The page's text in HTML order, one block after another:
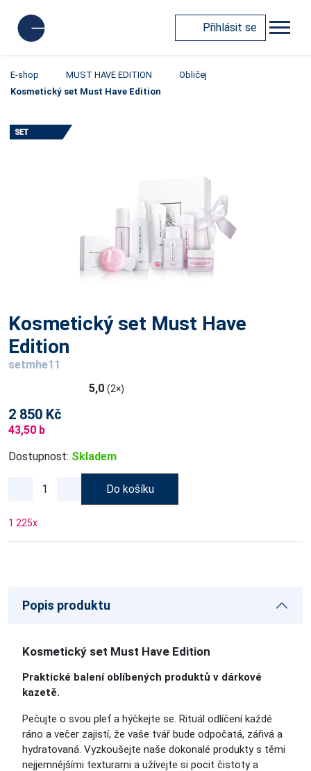
Přihlásit se
E-shop MUST HAVE EDITION
Obličej
Kosmetický set Must Have Edition
Kosmetický set Must Have
Edition
setmhe11
5,0 (2×)
2 850 Kč
43,50 b
Dostupnost: Skladem
Do košíku
1 225x
Popis produktu
Kosmetický set Must Have Edition
Praktické balení oblíbených produktů v dárkové
kazetě.
Pečujte o svou pleť a hýčkejte se. Rituál odlíčení každé
ráno a večer zajistí, že vaše tvář bude odpočatá, zářivá a
hydratovaná. Vyzkoušejte naše dokonalé produkty s těmi
nejjemnějšími texturami a užívejte si pocit čistoty a